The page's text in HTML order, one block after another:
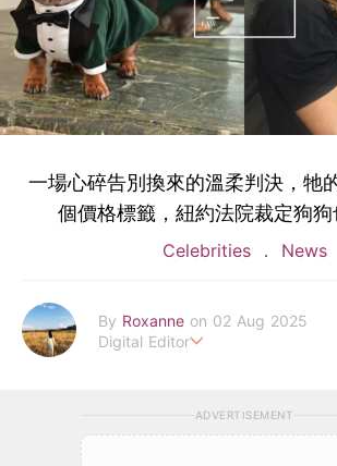
一場心碎告別換來的溫柔判決，牠
個價格標籤，紐約法院裁定狗狗
Celebrities News
By Roxanne on 02 Aug 2025
Digital Editor
roxanne.lee@poplady-mag.com
ADVERTISEMENT